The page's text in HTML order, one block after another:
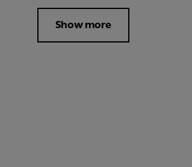
Show more